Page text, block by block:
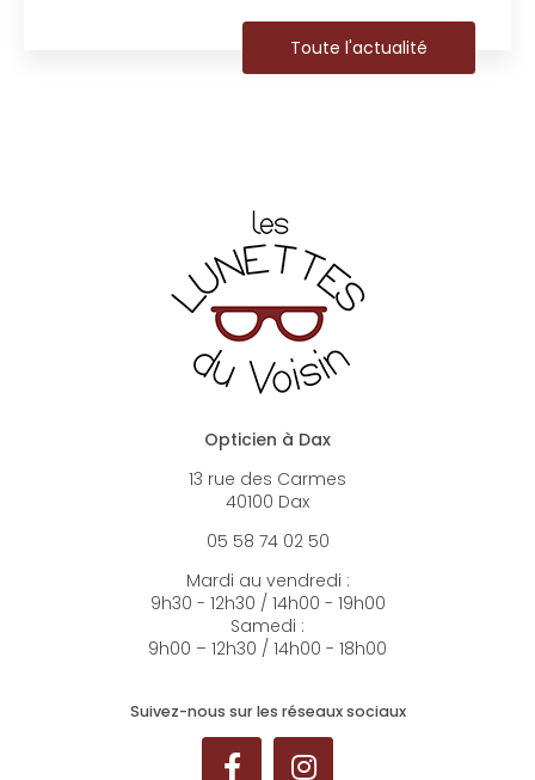
Toute l'actualité
Opticien à Dax
13 rue des Carmes
40100 Dax
05 58 74 02 50
Mardi au vendredi :
9h30 - 12h30 / 14h00 - 19h00
Samedi :
9h00 – 12h30 / 14h00 - 18h00
Suivez-nous sur les réseaux sociaux